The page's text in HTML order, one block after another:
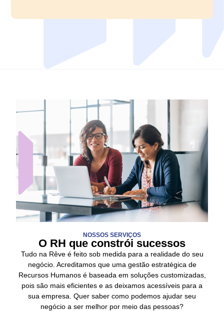
NOSSOS SERVIÇOS
O RH que constrói sucessos
Tudo na Rêve é feito sob medida para a realidade do seu
negócio. Acreditamos que uma gestão estratégica de
Recursos Humanos é baseada em soluções customizadas,
pois são mais eficientes e as deixamos acessíveis para a
sua empresa. Quer saber como podemos ajudar seu
negócio a ser melhor por meio das pessoas?